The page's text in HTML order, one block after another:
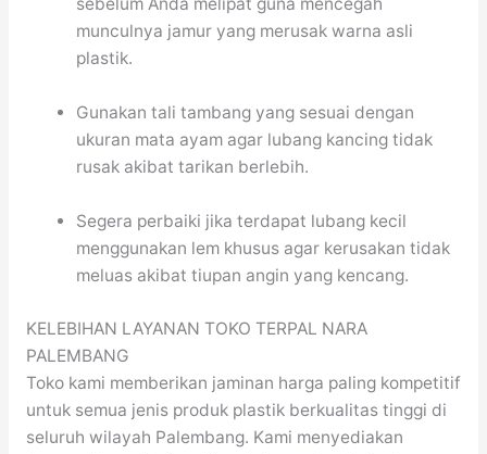
munculnya jamur yang merusak warna asli
plastik.
Gunakan tali tambang yang sesuai dengan
ukuran mata ayam agar lubang kancing tidak
rusak akibat tarikan berlebih.
Segera perbaiki jika terdapat lubang kecil
menggunakan lem khusus agar kerusakan tidak
meluas akibat tiupan angin yang kencang.
KELEBIHAN LAYANAN TOKO TERPAL NARA
PALEMBANG
Toko kami memberikan jaminan harga paling kompetitif
untuk semua jenis produk plastik berkualitas tinggi di
seluruh wilayah Palembang. Kami menyediakan